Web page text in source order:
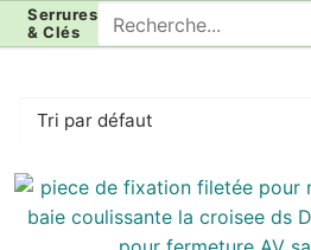
Aller
au
Serrures
& Clés
Rechercher
: